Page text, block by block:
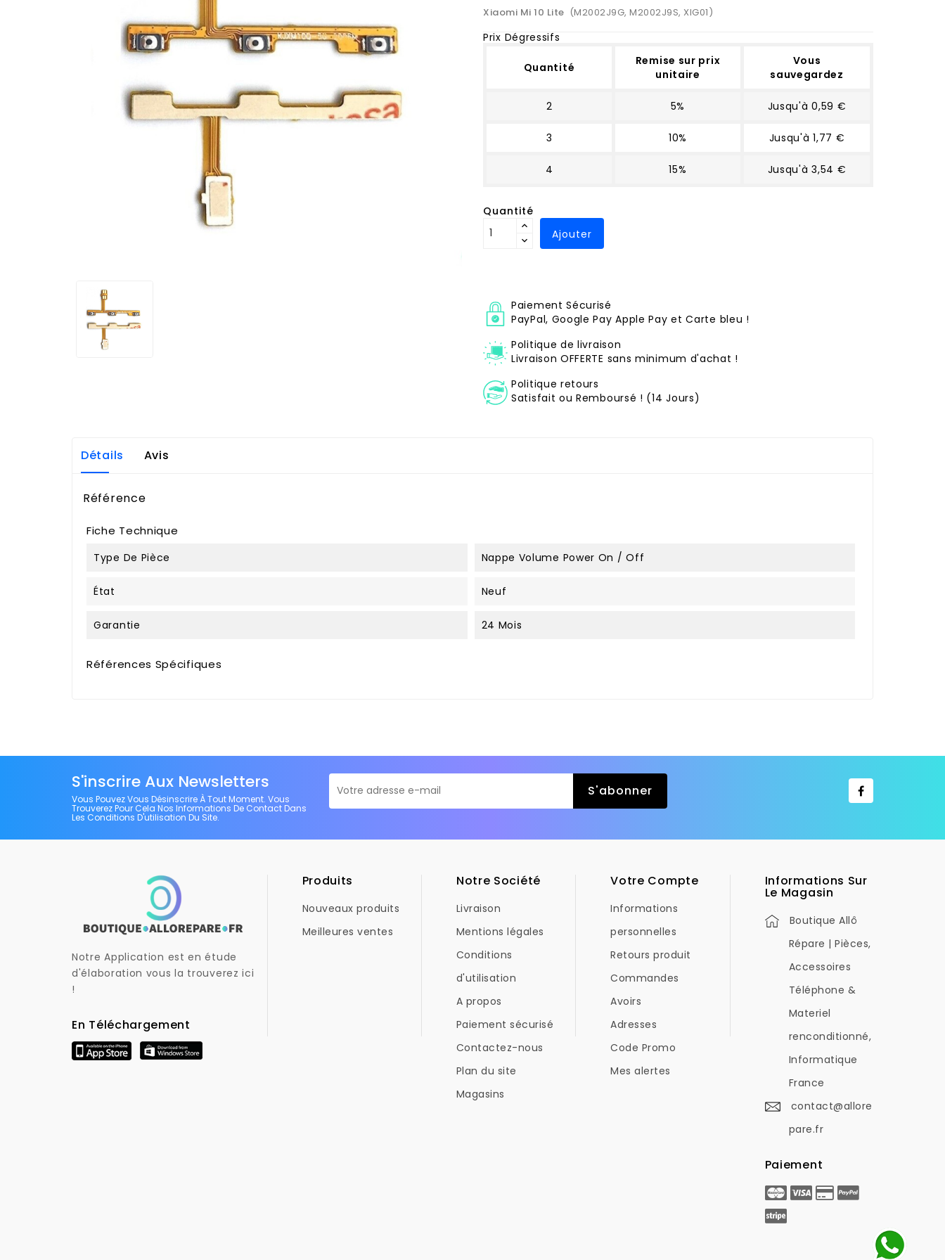
Xiaomi Mi 10 Lite (M2002J9G, M2002J9S, XIG01)
Prix Dégressifs
Quantité
Remise sur prix
unitaire
Vous
sauvegardez
2 5% Jusqu'à 0,59 €
3 10% Jusqu'à 1,77 €
4 15% Jusqu'à 3,54 €
Quantité
Ajouter
Paiement Sécurisé
PayPal, Google Pay Apple Pay et Carte bleu !
Politique de livraison
Livraison OFFERTE sans minimum d'achat !
Politique retours
Satisfait ou Remboursé ! (14 Jours)
Détails Avis
Référence
Fiche Technique
Type De Pièce Nappe Volume Power On / Off
État Neuf
Garantie 24 Mois
Références Spécifiques
S'inscrire Aux Newsletters
Vous Pouvez Vous Désinscrire À Tout Moment. Vous
Trouverez Pour Cela Nos Informations De Contact Dans
Les Conditions D'utilisation Du Site.
Notre Application est en étude
d'élaboration vous la trouverez ici
!
En Téléchargement
Produits
Nouveaux produits
Meilleures ventes
Notre Société
Livraison
Mentions légales
Conditions
d'utilisation
A propos
Paiement sécurisé
Contactez-nous
Plan du site
Magasins
Votre Compte
Informations
personnelles
Retours produit
Commandes
Avoirs
Adresses
Code Promo
Mes alertes
Informations Sur
Le Magasin
Boutique Allô
Répare | Pièces,
Accessoires
Téléphone &
Materiel
renconditionné,
Informatique
France
contact@allore
pare.fr
Paiement